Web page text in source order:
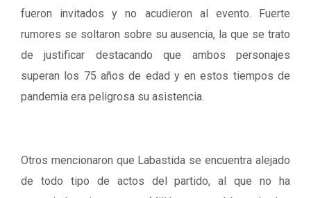
fueron invitados y no acudieron al evento. Fuerte
rumores se soltaron sobre su ausencia, la que se trato
de justificar destacando que ambos personajes
superan los 75 años de edad y en estos tiempos de
pandemia era peligrosa su asistencia.
Otros mencionaron que Labastida se encuentra alejado
de todo tipo de actos del partido, al que no ha